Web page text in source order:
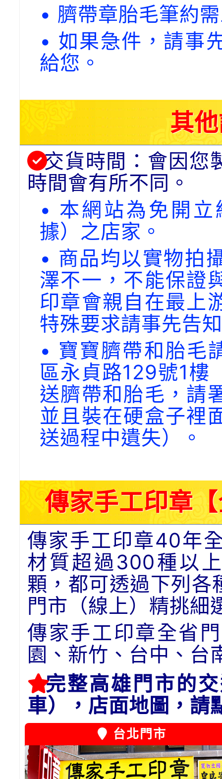
• 臍帶章胎毛筆約
• 如果急件，請事
給您。
其
交貨時間：會因您
時間會有所不同。
• 本網站為免開
據）之店家。
• 商品均以實物拍
澤不一，不能保證
印章會親自在最上
特殊要求請事先告
• 寶寶臍帶和胎毛
區永貞路129號1樓
送臍帶和胎毛，請
並且裝在硬盒子裡
送過程中遺失）。
傳家手工印章
傳家手工印章40年
材質超過300種以
顆，都可透過下列各
門市（線上）精挑細
傳家手工印章全省
園、新竹、台中、台
完整高雄門市的
車），店面地圖，請
台北門市